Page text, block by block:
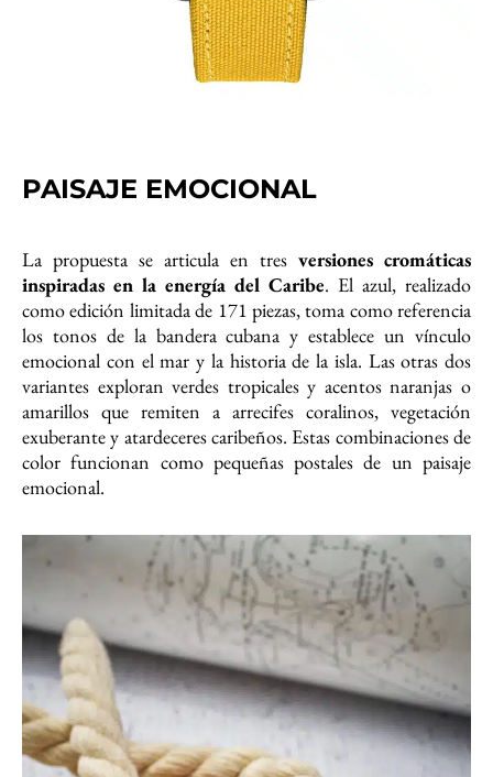
PAISAJE EMOCIONAL
La propuesta se articula en tres versiones cromáticas
inspiradas en la energía del Caribe. El azul, realizado
como edición limitada de 171 piezas, toma como referencia
los tonos de la bandera cubana y establece un vínculo
emocional con el mar y la historia de la isla. Las otras dos
variantes exploran verdes tropicales y acentos naranjas o
amarillos que remiten a arrecifes coralinos, vegetación
exuberante y atardeceres caribeños. Estas combinaciones de
color funcionan como pequeñas postales de un paisaje
emocional.